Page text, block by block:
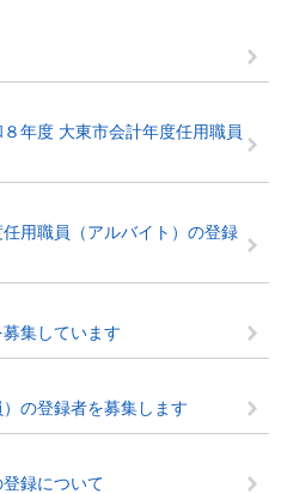
年度 大東市会計年度任用職員
用職員（アルバイト）の登録
集しています
の登録者を募集します
録について